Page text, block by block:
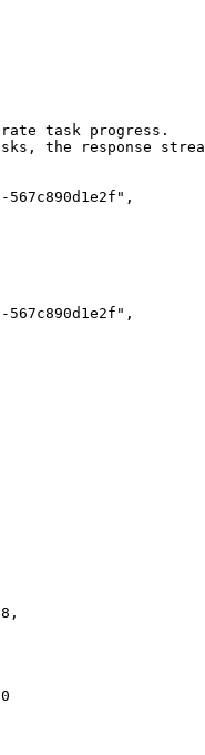
task progress.
tasks, the
567c890d1e2f" ,
567c890d1e2f" ,
,